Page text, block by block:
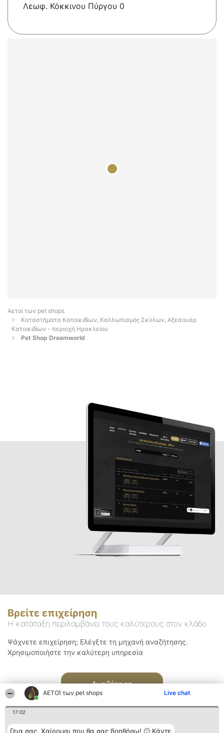
ΑΕΤΟΊ των pet shops Live chat
17:02
Γεια σας. Χαίρομαι που θα σας βοηθήσω! 🙂 Κάντε
Λεωφ. Κόκκινου Πύργου 0
Αετοί των pet shops
Καταστήματα Κατοικιδίων, Καλλωπισμός Σκύλων, Αξεσουάρ
Κατοικιδίων - περιοχή Ηρακλείου
Pet Shop Dreamworld
Βρείτε επιχείρηση
Η κατάταξη περιλαμβάνει τους καλύτερους στον κλάδο
Ψάχνετε επιχείρηση; Ελέγξτε τη μηχανή αναζήτησης.
Χρησιμοποιήστε την καλύτερη υπηρεσία
Αναζήτηση